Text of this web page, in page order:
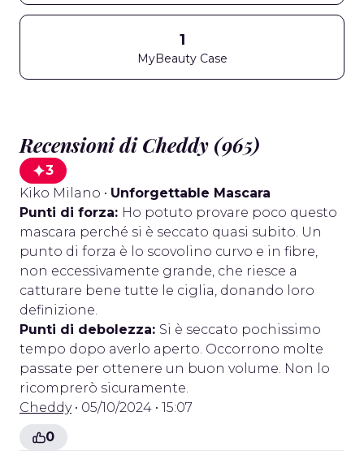
1
MyBeauty Case
Recensioni di Cheddy (965)
3
Kiko Milano • Unforgettable Mascara
Punti di forza: Ho potuto provare poco questo
mascara perché si è seccato quasi subito. Un
punto di forza è lo scovolino curvo e in fibre,
non eccessivamente grande, che riesce a
catturare bene tutte le ciglia, donando loro
definizione.
Punti di debolezza: Si è seccato pochissimo
tempo dopo averlo aperto. Occorrono molte
passate per ottenere un buon volume. Non lo
ricomprerò sicuramente.
Cheddy• 05/10/2024 • 15:07
0